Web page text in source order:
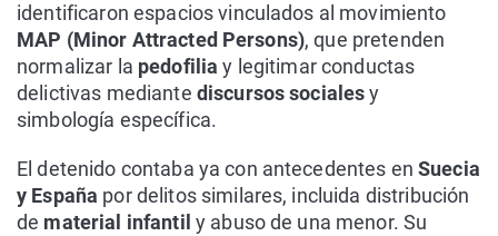
identificaron espacios vinculados al movimiento
MAP (Minor Attracted Persons), que pretenden
normalizar la pedofiliay legitimar conductas
delictivas mediante discursos socialesy
simbología específica.
El detenido contaba ya con antecedentes enSuecia
y España por delitos similares, incluida distribución
de material infantil y abuso de una menor. Su